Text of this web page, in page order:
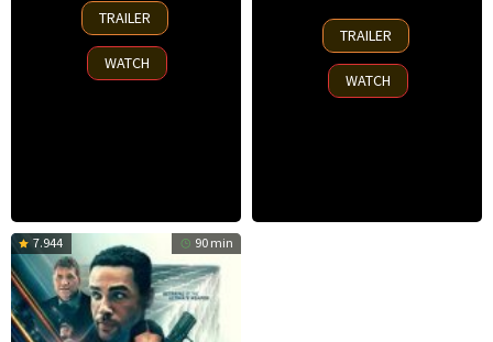
23
Sep
2025
TRAILER
WATCH
23
Jul
2025
TRAILER
WATCH
7.944 90 min